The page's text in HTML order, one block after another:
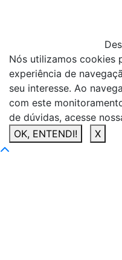
Nós utilizamos cookies
experiência de
seu interesse. Ao
com este
de dúvidas, acesse
OK, ENTENDI!
X